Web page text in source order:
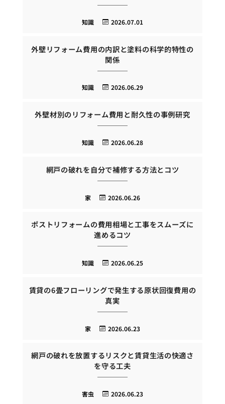
2026.07.01
知識
外壁リフォーム費用の内訳と塗料の科学的特性の
関係
2026.06.29
知識
外壁材別のリフォーム費用と耐久性の事例研究
2026.06.28
知識
網戸の破れを自分で補修する方法とコツ
2026.06.26
家
ポストリフォームの費用相場と工事をスムーズに
進めるコツ
2026.06.25
知識
賃貸の6畳フローリングで発生する原状回復費用の
真実
2026.06.23
家
網戸の破れを放置するリスクと賃貸生活の快適さ
を守る工夫
2026.06.23
害虫